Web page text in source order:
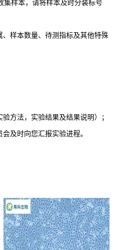
集样本，请将样本及时分装标号
样本数量、待测指标及其他特殊
方法，实验结果及结果说明）；
及时向您汇报实验进程。